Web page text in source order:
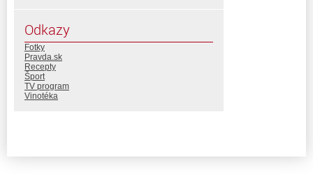
Odkazy
Fotky
Pravda.sk
Recepty
Šport
TV program
Vinotéka